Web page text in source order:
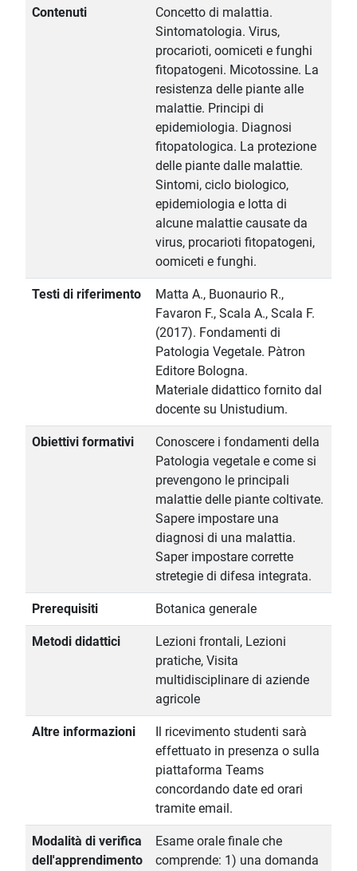
Contenuti
Concetto di malattia.
Sintomatologia. Virus,
procarioti, oomiceti e funghi
fitopatogeni. Micotossine. La
resistenza delle piante alle
malattie. Principi di
epidemiologia. Diagnosi
fitopatologica. La protezione
delle piante dalle malattie.
Sintomi, ciclo biologico,
epidemiologia e lotta di
alcune malattie causate da
virus, procarioti fitopatogeni,
oomiceti e funghi.
Testi di riferimento
Matta A., Buonaurio R.,
Favaron F., Scala A., Scala F.
(2017). Fondamenti di
Patologia Vegetale. Pàtron
Editore Bologna.
Materiale didattico fornito dal
docente su Unistudium.
Obiettivi formativi
Conoscere i fondamenti della
Patologia vegetale e come si
prevengono le principali
malattie delle piante coltivate.
Sapere impostare una
diagnosi di una malattia.
Saper impostare corrette
stretegie di difesa integrata.
Prerequisiti Botanica generale
Metodi didattici
Lezioni frontali, Lezioni
pratiche, Visita
multidisciplinare di aziende
agricole
Altre informazioni
Il ricevimento studenti sarà
effettuato in presenza o sulla
piattaforma Teams
concordando date ed orari
tramite email.
Modalità di verifica
dell'apprendimento
Esame orale finale che
comprende: 1) una domanda